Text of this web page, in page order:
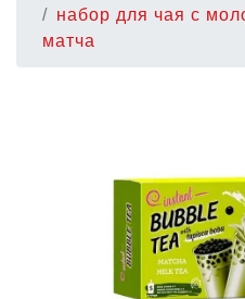
набор для чая с
матча